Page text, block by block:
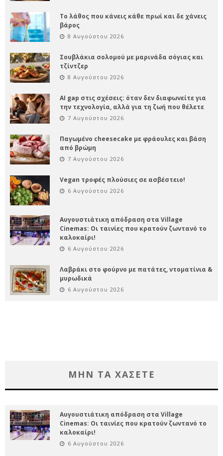
Το λάθος που κάνεις κάθε πρωί και δε χάνεις
βάρος
8 Αυγούστου 2026
Σουβλάκια σολομού με μαρινάδα σόγιας και
τζίντζερ
8 Αυγούστου 2026
AI gap στις σχέσεις: όταν δεν διαφωνείτε για
την τεχνολογία, αλλά για τη ζωή που θέλετε
7 Αυγούστου 2026
Παγωμένο cheesecake με φράουλες και βάση
από βρώμη
7 Αυγούστου 2026
Vegan τροφές πλούσιες σε ασβέστειο!
6 Αυγούστου 2026
Αυγουστιάτικη απόδραση στα Village
Cinemas: Οι ταινίες που κρατούν ζωντανό το
καλοκαίρι!
6 Αυγούστου 2026
Λαβράκι στο φούρνο με πατάτες, ντοματίνια &
μυρωδικά
6 Αυγούστου 2026
ΜΗΝ ΤΑ ΧΑΣΕΤΕ
Αυγουστιάτικη απόδραση στα Village
Cinemas: Οι ταινίες που κρατούν ζωντανό το
καλοκαίρι!
6 Αυγούστου 2026